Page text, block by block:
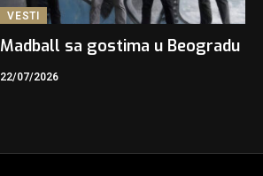
VESTI
Madball sa gostima u Beogradu
22/07/2026